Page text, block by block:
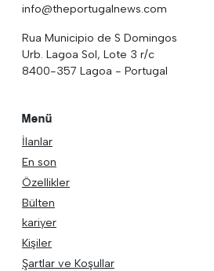
info@theportugalnews.com
Rua Municipio de S Domingos
Urb. Lagoa Sol, Lote 3 r/c
8400-357 Lagoa - Portugal
Menü
İlanlar
En son
Özellikler
Bülten
kariyer
Kişiler
Şartlar ve Koşullar